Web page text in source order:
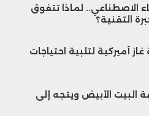
الاصطناعي.. لماذا تتفوق
التقنية؟
أميركية لتلبية احتياجات
البيت الأبيض ويتجه إلى